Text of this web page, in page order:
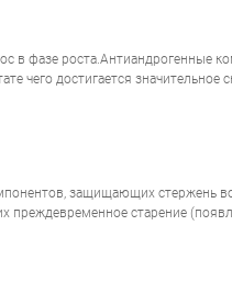
1300/ 10+10 Х
фазе роста.Антиандрогенные
чего достигается
защищающих стержень
старение